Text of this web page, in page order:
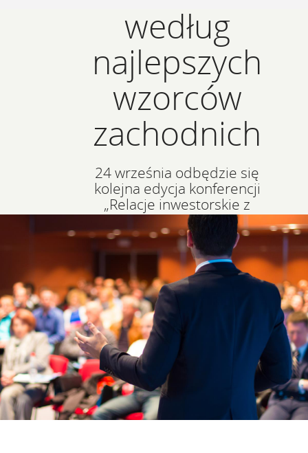
według
najlepszych
wzorców
zachodnich
24 września odbędzie się
kolejna edycja konferencji
„Relacje inwestorskie z
inwestorami indywidualnymi
według najlepszych wzorców
zachodnich”. Organizatorami
wydarzenia są Stowarzyszenie
Inwestorów Indywidualnych
oraz Ministerstwo Skarbu
Pastwa.